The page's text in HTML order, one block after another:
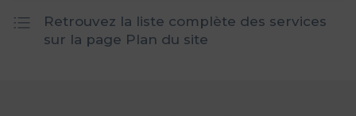
Retrouvez la liste complète des services
sur la page Plan du site